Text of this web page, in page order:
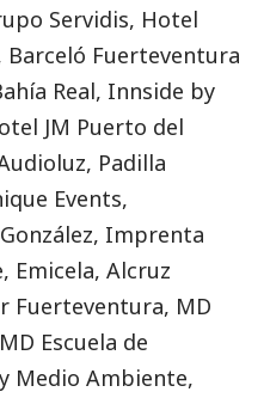
Servidis, Hotel
Fuerteventura
Real, Innside by
JM Puerto del
Padilla
Events,
Imprenta
Emicela, Alcruz
Fuerteventura, MD
Escuela de
Medio Ambiente,